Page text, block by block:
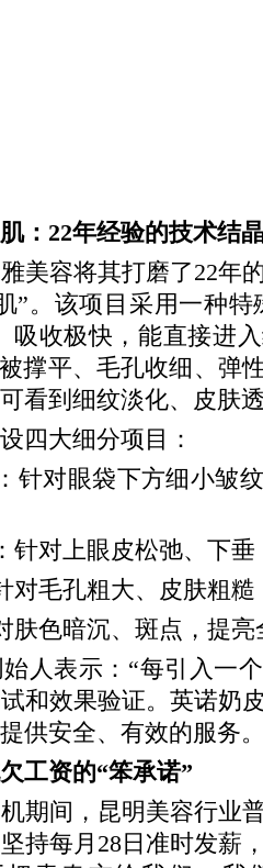
：22年经验的技术结
容将其打磨了22年
”。该项目采用一种
吸收极快，能直接进
撑平、毛孔收细、弹
看到细纹淡化、皮肤
大细分项目：
对眼袋下方细小皱纹
对上眼皮松弛、下垂
毛孔粗大、皮肤粗糙
色暗沉、斑点，提亮
表示：“每引入一个
和效果验证。英诺奶
供安全、有效的服务
资的“笨承诺”
间，昆明美容行业
持每月28日准时发薪